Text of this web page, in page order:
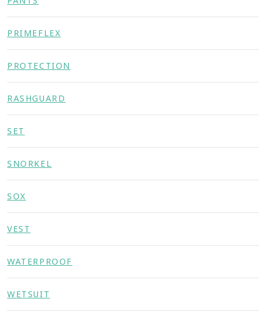
PRIMEFLEX
PROTECTION
RASHGUARD
SET
SNORKEL
SOX
VEST
WATERPROOF
WETSUIT